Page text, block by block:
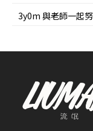
3y0m 與老師一起